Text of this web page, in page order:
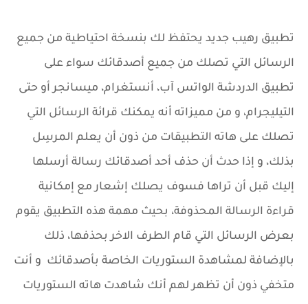
تطبيق رهيب جديد يحتفظ لك بنسخة احتياطية من جميع
الرسائل التي تصلك من جميع أصدقائك سواء على
تطبيق الدردشة الواتس آب، أنستغرام، ميسانجر أو حتى
التيليجرام، و من مميزاته أنه يمكنك قرائة الرسائل التي
تصلك على هاته التطبيقات من ذون أن يعلم المرسِل
بذلك، و إذا حدث أن حذف أحد أصدقائك رسالة أرسلها
إليك قبل أن تراها فسوف يصلك إشعار مع إمكانية
قراءة الرسالة المحذوفة، بحيث مهمة هذه التطبيق يقوم
بعرض الرسائل التي قام الطرف الاخر بحذفها، ذلك
بالإضافة لمشاهدة الستوريات الخاصة بأصدقائك و أنت
متخفي ذون أن تظهر لهم أنك شاهدت هاته الستوريات